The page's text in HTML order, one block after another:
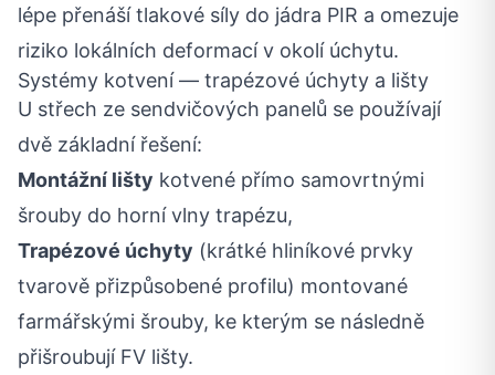
lépe přenáší tlakové síly do jádra PIR a omezuje
riziko lokálních deformací v okolí úchytu.
Systémy kotvení — trapézové úchyty a lišty
U střech ze sendvičových panelů se používají
dvě základní řešení:
Montážní lišty kotvené přímo samovrtnými
šrouby do horní vlny trapézu,
Trapézové úchyty (krátké hliníkové prvky
tvarově přizpůsobené profilu) montované
farmářskými šrouby, ke kterým se následně
přišroubují FV lišty.